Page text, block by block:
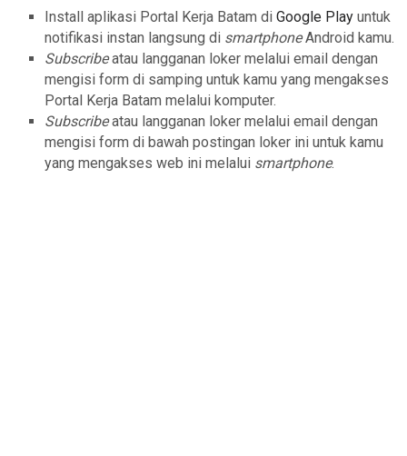
Install aplikasi Portal Kerja Batam di Google Playuntuk
notifikasi instan langsung di smartphoneAndroid kamu.
Subscribeatau langganan loker melalui email dengan
mengisi form di samping untuk kamu yang mengakses
Portal Kerja Batam melalui komputer.
Subscribeatau langganan loker melalui email dengan
mengisi form di bawah postingan loker ini untuk kamu
yang mengakses web ini melalui smartphone.